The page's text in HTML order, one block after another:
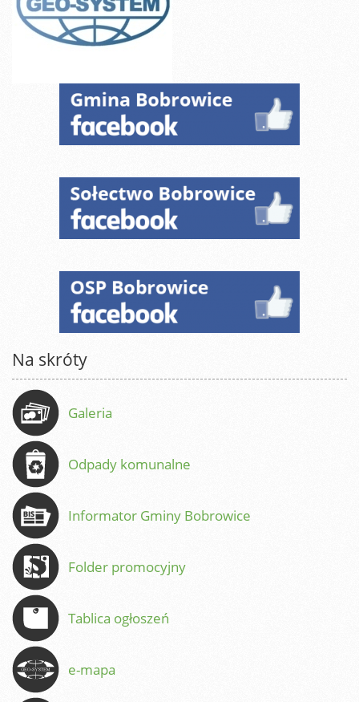
Na skróty
Galeria
Odpady komunalne
Informator Gminy Bobrowice
Folder promocyjny
Tablica ogłoszeń
e-mapa